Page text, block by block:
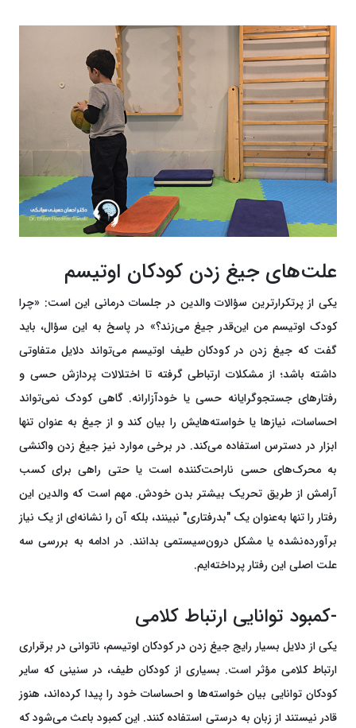
علت‌های جیغ زدن کودکان اوتیسم
یکی از پرتکرارترین سؤالات والدین در جلسات درمانی این است: «چرا
کودک اوتیسم من این‌قدر جیغ می‌زند؟» در پاسخ به این سؤال، باید
گفت که جیغ زدن در کودکان طیف اوتیسم می‌تواند دلایل متفاوتی
داشته باشد؛ از مشکلات ارتباطی گرفته تا اختلالات پردازش حسی و
رفتارهای جستجوگرایانه حسی یا خودآزارانه. گاهی کودک نمی‌تواند
احساسات، نیازها یا خواسته‌هایش را بیان کند و از جیغ به عنوان تنها
ابزار در دسترس استفاده می‌کند. در برخی موارد نیز جیغ زدن واکنشی
به محرک‌های حسی ناراحت‌کننده است یا حتی راهی برای کسب
آرامش از طریق تحریک بیشتر بدن خودش. مهم است که والدین این
رفتار را تنها به‌عنوان یک "بدرفتاری" نبینند، بلکه آن را نشانه‌ای از یک نیاز
برآورده‌نشده یا مشکل درون‌سیستمی بدانند. در ادامه به بررسی سه
علت اصلی این رفتار پرداخته‌ایم.
-کمبود توانایی ارتباط کلامی
یکی از دلایل بسیار رایج جیغ زدن در کودکان اوتیسم، ناتوانی در برقراری
ارتباط کلامی مؤثر است. بسیاری از کودکان طیف، در سنینی که سایر
کودکان توانایی بیان خواسته‌ها و احساسات خود را پیدا کرده‌اند، هنوز
قادر نیستند از زبان به درستی استفاده کنند. این کمبود باعث می‌شود که